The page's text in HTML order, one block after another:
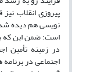
پیروزی انقلاب
نویسی هم دیده
است؛ ضمن این که
در زمینه تأمین
اجتماعی در